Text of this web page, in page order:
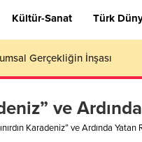
Kültür-Sanat Türk
ve
Karadeniz” ve Ardında Yatan